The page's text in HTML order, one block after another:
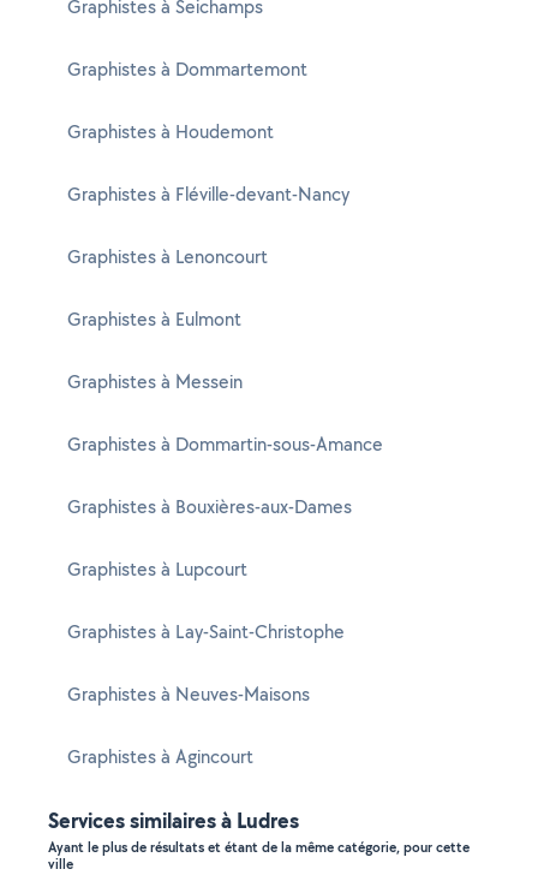
Graphistes à Seichamps
Graphistes à Dommartemont
Graphistes à Houdemont
Graphistes à Fléville-devant-Nancy
Graphistes à Lenoncourt
Graphistes à Eulmont
Graphistes à Messein
Graphistes à Dommartin-sous-Amance
Graphistes à Bouxières-aux-Dames
Graphistes à Lupcourt
Graphistes à Lay-Saint-Christophe
Graphistes à Neuves-Maisons
Graphistes à Agincourt
Services similaires à Ludres
Ayant le plus de résultats et étant de la même catégorie, pour cette
ville